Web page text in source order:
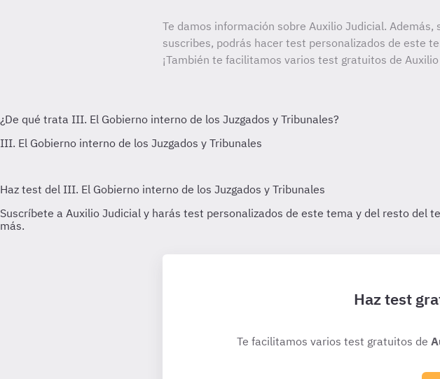
Te damos información sobre Auxilio Judicial. Además,
suscribes, podrás hacer test personalizados de este
¡También te facilitamos varios test gratuitos de
Haz test
Te facilitamos varios test gratuitos de